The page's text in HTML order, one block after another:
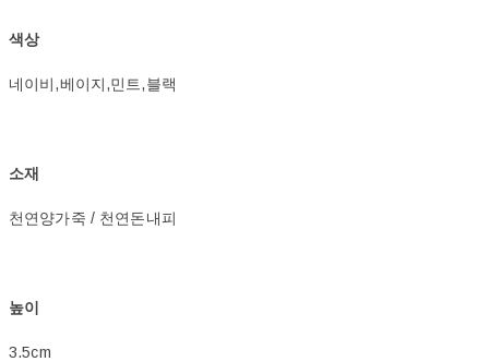
색상
네이비,베이지,민트,블랙
소재
천연양가죽 / 천연돈내피
높이
3.5cm